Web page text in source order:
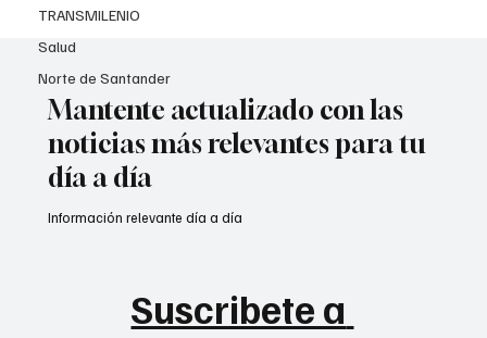
TRANSMILENIO
Salud
Norte de Santander
Mantente actualizado con las
noticias más relevantes para tu
día a día
Suscribete a
Información relevante día a día